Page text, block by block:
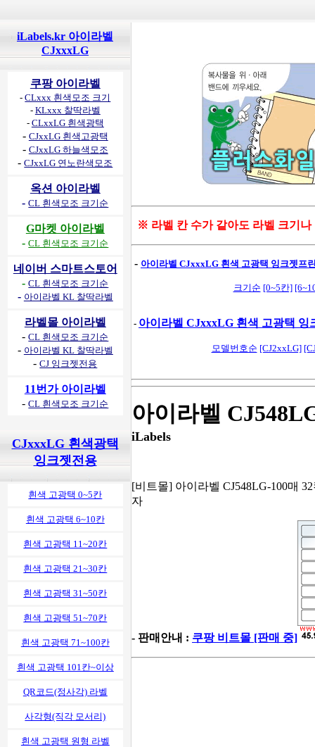
iLabels.kr 아이라벨
CJxxxLG
쿠팡 아이라벨
-CLxxx 흰색모조 크기
- KLxxx 찰딱라벨
- CLxxLG 흰색광택
- CJxxLG 흰색고광택
- CJxxLG 하늘색모조
-CJxxLG 연노란색모조
옥션 아이라벨
-CL 흰색모조 크기순
G마켓 아이라벨
-CL 흰색모조 크기순
네이버 스마트스토어
-CL 흰색모조 크기순
- 아이라벨 KL 찰딱라벨
라벨몰 아이라벨
-CL 흰색모조 크기순
- 아이라벨 KL 찰딱라벨
-CJ 잉크젯전용
11번가 아이라벨
-CL 흰색모조 크기순
CJxxxLG 흰색광택
잉크젯전용
흰색 고광택 0~5칸
흰색 고광택 6~10칸
흰색 고광택 11~20칸
흰색 고광택 21~30칸
흰색 고광택 31~50칸
흰색 고광택 51~70칸
흰색 고광택 71~100칸
흰색 고광택 101칸~이상
QR코드(정사각) 라벨
사각형(직각 모서리)
흰색 고광택 원형 라벨
※ 라벨 칸 수가 같아도 라벨 크기나
- 아이라벨 CJxxxLG 흰색 고광택 잉크젯프
크기순 [0~5칸]
- 아이라벨 CJxxxLG 흰색 고광택 잉
모델번호순 [CJ2xxLG]
아이라벨
iLabels
[비트몰] 아이라벨 CJ548LG-100매
자
- 판매안내 : 쿠팡 비트몰 [판매 중]